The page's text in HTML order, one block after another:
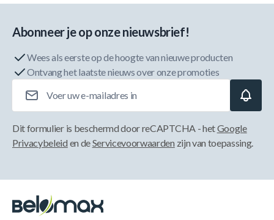
Abonneer je op onze nieuwsbrief!
Wees als eerste op de hoogte van nieuwe producten
Ontvang het laatste nieuws over onze promoties
Dit formulier is beschermd door reCAPTCHA - hetGoogle
Privacybeleid en deServicevoorwaarden zijn van toepassing.